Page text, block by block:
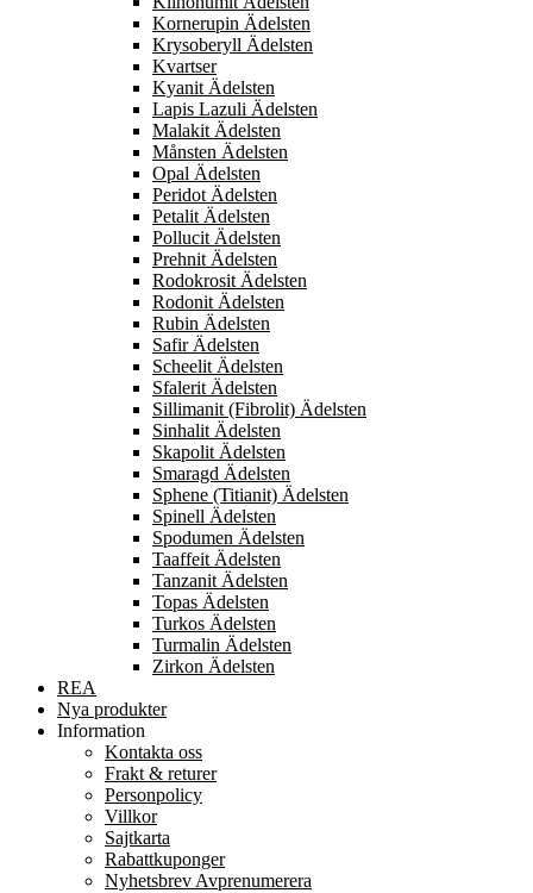
Kornerupin Ädelsten
Krysoberyll Ädelsten
Kvartser
Kyanit Ädelsten
Lapis Lazuli Ädelsten
Malakit Ädelsten
Månsten Ädelsten
Opal Ädelsten
Peridot Ädelsten
Petalit Ädelsten
Pollucit Ädelsten
Prehnit Ädelsten
Rodokrosit Ädelsten
Rodonit Ädelsten
Rubin Ädelsten
Safir Ädelsten
Scheelit Ädelsten
Sfalerit Ädelsten
Sillimanit (Fibrolit) Ädelsten
Sinhalit Ädelsten
Skapolit Ädelsten
Smaragd Ädelsten
Sphene (Titianit) Ädelsten
Spinell Ädelsten
Spodumen Ädelsten
Taaffeit Ädelsten
Tanzanit Ädelsten
Topas Ädelsten
Turkos Ädelsten
Turmalin Ädelsten
Zirkon Ädelsten
REA
Nya produkter
Information
Kontakta oss
Frakt & returer
Personpolicy
Villkor
Sajtkarta
Rabattkuponger
Nyhetsbrev Avprenumerera